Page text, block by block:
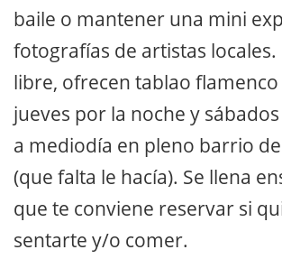
baile o mantener una mini
fotografías de artistas locales.
libre, ofrecen tablao
jueves por la noche y
a mediodía en pleno barrio
(que falta le hacía). Se llena
que te conviene reservar si
sentarte y/o comer.